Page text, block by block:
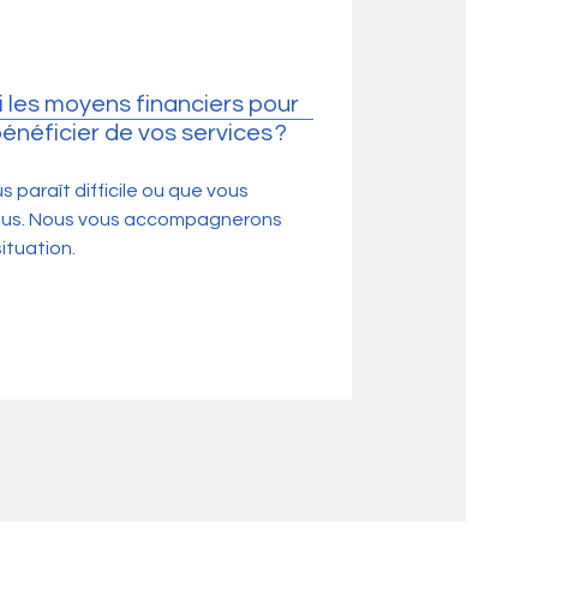
les moyens financiers pour
de vos services ?
paraît difficile ou que vous
Nous vous accompagnerons